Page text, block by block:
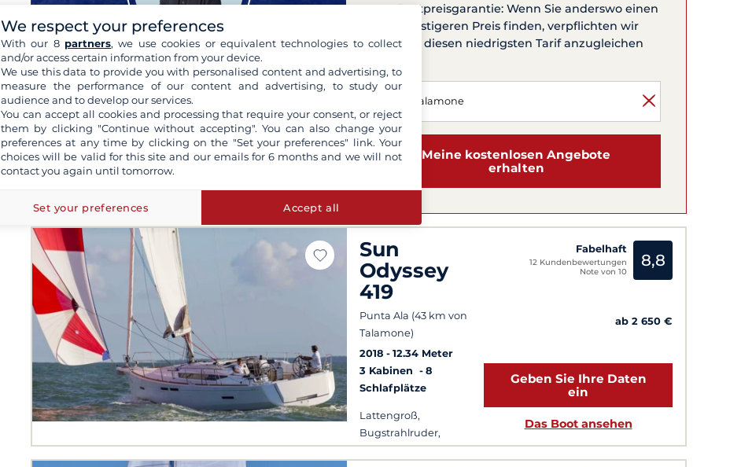
Dylan
Experte für Ihre Reisen
Bestpreisgarantie: Wenn Sie anderswo einen
günstigeren Preis finden, verpflichten wir
uns, diesen niedrigsten Tarif anzugleichen
Meine kostenlosen Angebote
erhalten
Sun
Odyssey
419
Punta Ala (43 km von
Talamone)
2018
12.34 Meter
3 Kabinen
8
Schlafplätze
Lattengroß,
Bugstrahlruder,
Backofen
Fabelhaft
12 Kundenbewertungen
Note von 10
8,8
ab 2 650 €
Geben Sie Ihre Daten
ein
Das Boot ansehen
We respect your preferences
With our 8 partners, we use cookies or equivalent technologies to collect
and/or access certain information from your device.
We use this data to provide you with personalised content and advertising, to
measure the performance of our content and advertising, to study our
audience and to develop our services.
You can accept all cookies and processing that require your consent, or reject
them by clicking "Continue without accepting". You can also change your
preferences at any time by clicking on the "Set your preferences" link. Your
choices will be valid for this site and our emails for 6 months and we will not
contact you again until tomorrow.
Set your preferences Accept all